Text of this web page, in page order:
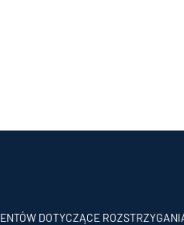
DOTYCZĄCE